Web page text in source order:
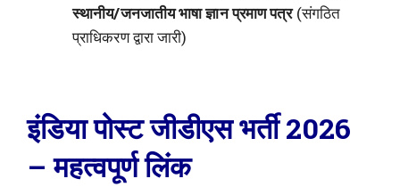
स्थानीय/जनजातीय भाषा ज्ञान प्रमाण पत्र(संगठित
प्राधिकरण द्वारा जारी)
इंडिया पोस्ट जीडीएस भर्ती 2026
– महत्वपूर्ण लिंक